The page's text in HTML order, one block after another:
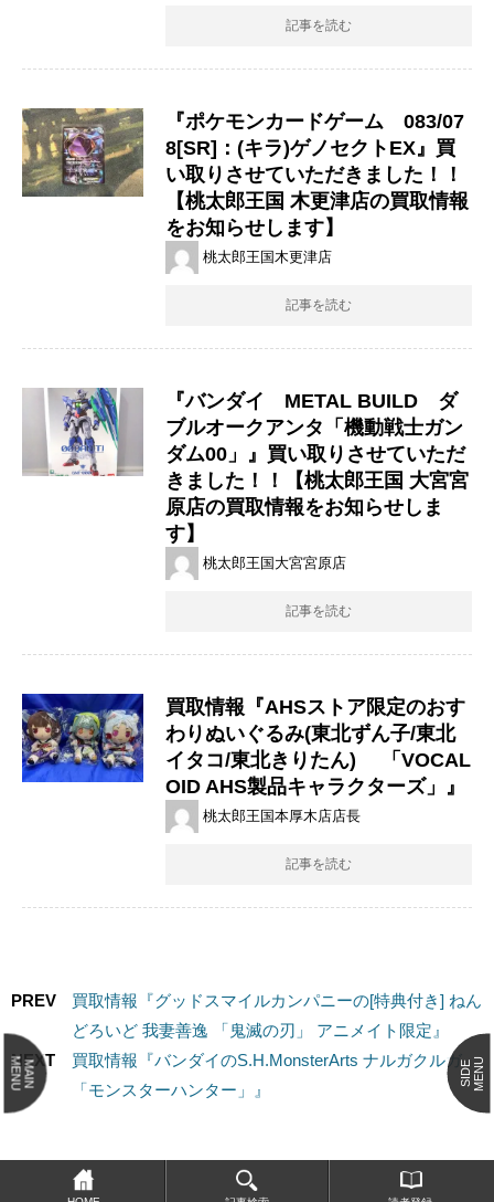
記事を読む
『ポケモンカードゲーム 083/07
8[SR]：(キラ)ゲノセクトEX』買
い取りさせていただきました！！
【桃太郎王国 木更津店の買取情報
をお知らせします】
桃太郎王国木更津店
記事を読む
『バンダイ METAL BUILD ダ
ブルオークアンタ「機動戦士ガン
ダム00」』買い取りさせていただ
きました！！【桃太郎王国 大宮宮
原店の買取情報をお知らせしま
す】
桃太郎王国大宮宮原店
記事を読む
買取情報『AHSストア限定のおす
わりぬいぐるみ(東北ずん子/東北
イタコ/東北きりたん) ​「VOCAL
OID ​AHS製品キャラクターズ」』
桃太郎王国本厚木店店長
記事を読む
PREV
買取情報『グッドスマイルカンパニーの[特典付き] ​ねん
どろいど ​我妻善逸 ​「鬼滅の刃」 ​アニメイト限定』
NEXT
買取情報『バンダイのS.H.MonsterArts ​ナルガクルガ ​
「モンスターハンター」』
MAIN
MENU SIDEMENU